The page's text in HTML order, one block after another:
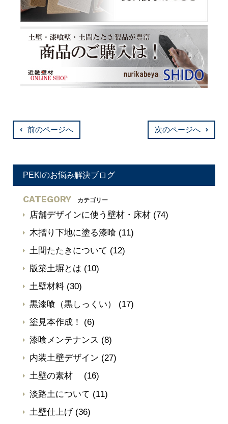
前のページへ 次のページへ
PEKIのお悩み解決ブログ
CATEGORY カテゴリー
店舗デザインに使う壁材・床材 (74)
木摺り下地に塗る漆喰 (11)
土間たたきについて (12)
版築土塀とは (10)
土壁材料 (30)
黒漆喰（黒しっくい）
(17)
塗見本作成！
(6)
漆喰メンテナンス (8)
内装土壁デザイン (27)
土壁の素材
(16)
淡路土について (11)
土壁仕上げ(36)